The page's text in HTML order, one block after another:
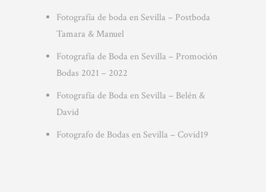
Fotografía de boda en Sevilla – Postboda
Tamara & Manuel
Fotografía de Boda en Sevilla – Promoción
Bodas 2021 – 2022
Fotografía de Boda en Sevilla – Belén &
David
Fotografo de Bodas en Sevilla – Covid19